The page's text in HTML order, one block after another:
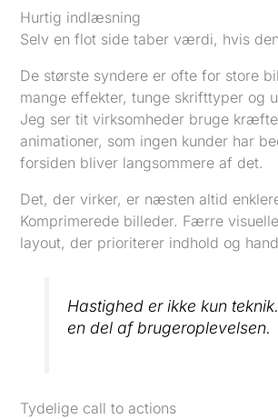
Hurtig indlæsning
Selv en flot side taber værdi, hvis
De største syndere er ofte for store
mange effekter, tunge skrifttyper og
Jeg ser tit virksomheder bruge
animationer, som ingen kunder har
forsiden bliver langsommere af det.
Det, der virker, er næsten altid
Komprimerede billeder. Færre
layout, der prioriterer indhold og
Hastighed er ikke kun
en del af brugeroplevelsen.
Tydelige call to actions